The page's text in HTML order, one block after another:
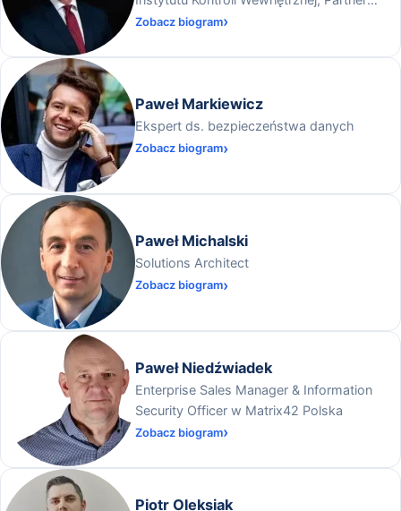
zarządzający w Centrum Likwidacji Barier
Zobacz biogram
Paweł Markiewicz
Ekspert ds. bezpieczeństwa danych
Zobacz biogram
Paweł Michalski
Solutions Architect
Zobacz biogram
Paweł Niedźwiadek
Enterprise Sales Manager & Information
Security Officer w Matrix42 Polska
Zobacz biogram
Piotr Oleksiak